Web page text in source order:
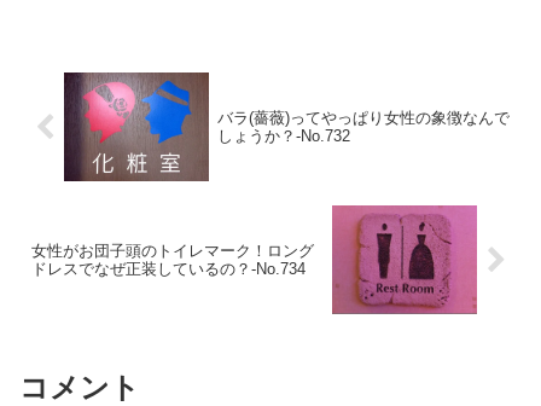
バラ(薔薇)ってやっぱり女性の象徴なんで
しょうか？‐No.732
女性がお団子頭のトイレマーク！ロング
ドレスでなぜ正装しているの？‐No.734
コメント